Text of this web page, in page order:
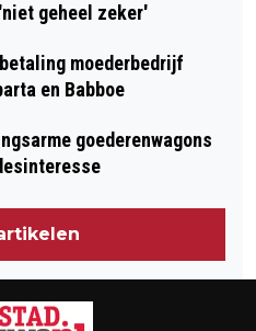
geheel zeker'
moederbedrijf
en Babboe
goederenwagons